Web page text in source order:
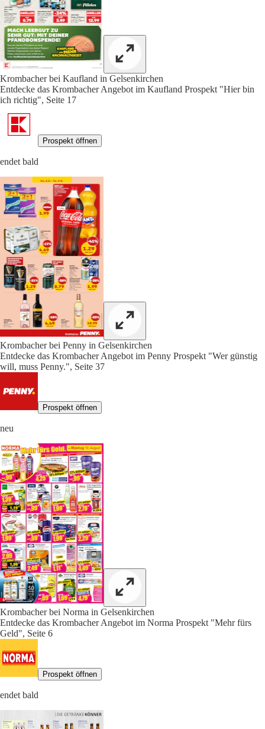
Krombacher bei Kaufland in Gelsenkirchen
Entdecke das Krombacher Angebot im Kaufland Prospekt "Hier bin
ich richtig", Seite 17
Prospekt öffnen
endet bald
Krombacher bei Penny in Gelsenkirchen
Entdecke das Krombacher Angebot im Penny Prospekt "Wer günstig
will, muss Penny.", Seite 37
Prospekt öffnen
neu
Krombacher bei Norma in Gelsenkirchen
Entdecke das Krombacher Angebot im Norma Prospekt "Mehr fürs
Geld", Seite 6
Prospekt öffnen
endet bald